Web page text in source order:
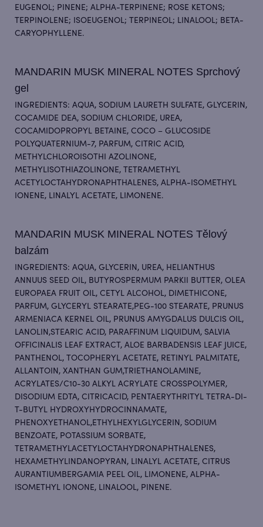
EUGENOL; PINENE; ALPHA-TERPINENE; ROSE KETONS;
TERPINOLENE; ISOEUGENOL; TERPINEOL; LINALOOL; BETA-
CARYOPHYLLENE.
MANDARIN MUSK MINERAL NOTES Sprchový
gel
INGREDIENTS: AQUA, SODIUM LAURETH SULFATE, GLYCERIN,
COCAMIDE DEA, SODIUM CHLORIDE, UREA,
COCAMIDOPROPYL BETAINE, COCO – GLUCOSIDE
POLYQUATERNIUM-7, PARFUM, CITRIC ACID,
METHYLCHLOROISOTHI AZOLINONE,
METHYLISOTHIAZOLINONE, TETRAMETHYL
ACETYLOCTAHYDRONAPHTHALENES, ALPHA-ISOMETHYL
IONENE, LINALYL ACETATE, LIMONENE.
MANDARIN MUSK MINERAL NOTES Tělový
balzám
INGREDIENTS: AQUA, GLYCERIN, UREA, HELIANTHUS
ANNUUS SEED OIL, BUTYROSPERMUM PARKII BUTTER, OLEA
EUROPAEA FRUIT OIL, CETYL ALCOHOL, DIMETHICONE,
PARFUM, GLYCERYL STEARATE,PEG-100 STEARATE, PRUNUS
ARMENIACA KERNEL OIL, PRUNUS AMYGDALUS DULCIS OIL,
LANOLIN,STEARIC ACID, PARAFFINUM LIQUIDUM, SALVIA
OFFICINALIS LEAF EXTRACT, ALOE BARBADENSIS LEAF JUICE,
PANTHENOL, TOCOPHERYL ACETATE, RETINYL PALMITATE,
ALLANTOIN, XANTHAN GUM,TRIETHANOLAMINE,
ACRYLATES/C10-30 ALKYL ACRYLATE CROSSPOLYMER,
DISODIUM EDTA, CITRICACID, PENTAERYTHRITYL TETRA-DI-
T-BUTYL HYDROXYHYDROCINNAMATE,
PHENOXYETHANOL,ETHYLHEXYLGLYCERIN, SODIUM
BENZOATE, POTASSIUM SORBATE,
TETRAMETHYLACETYLOCTAHYDRONAPHTHALENES,
HEXAMETHYLINDANOPYRAN, LINALYL ACETATE, CITRUS
AURANTIUMBERGAMIA PEEL OIL, LIMONENE, ALPHA-
ISOMETHYL IONONE, LINALOOL, PINENE.